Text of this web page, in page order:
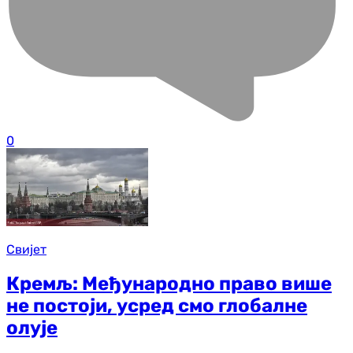
0
Свијет
Кремљ: Међународно право више
не постоји, усред смо глобалне
олује